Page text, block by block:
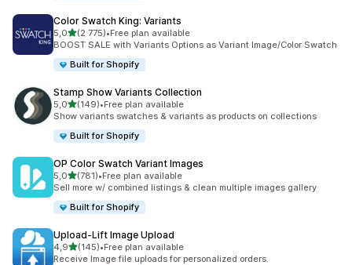
Color Swatch King: Variants
5,0/ 5 tähteä
(2 775)
2775 arvostelua yhteensä
•Free plan available
BOOST SALE with Variants Options as Variant Image/Color Swatch
Built for Shopify
Stamp Show Variants Collection
5,0/ 5 tähteä
(149)
149 arvostelua yhteensä
•Free plan available
Show variants swatches & variants as products on collections
Built for Shopify
OP Color Swatch Variant Images
5,0/ 5 tähteä
(781)
781 arvostelua yhteensä
•Free plan available
Sell more w/ combined listings & clean multiple images gallery
Built for Shopify
Upload‑Lift Image Upload
4,9/ 5 tähteä
(145)
145 arvostelua yhteensä
•Free plan available
Receive Image file uploads for personalized orders.